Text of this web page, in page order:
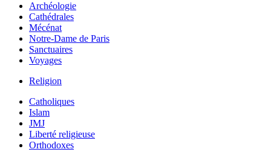
Archéologie
Cathédrales
Mécénat
Notre-Dame de Paris
Sanctuaires
Voyages
Religion
Catholiques
Islam
JMJ
Liberté religieuse
Orthodoxes